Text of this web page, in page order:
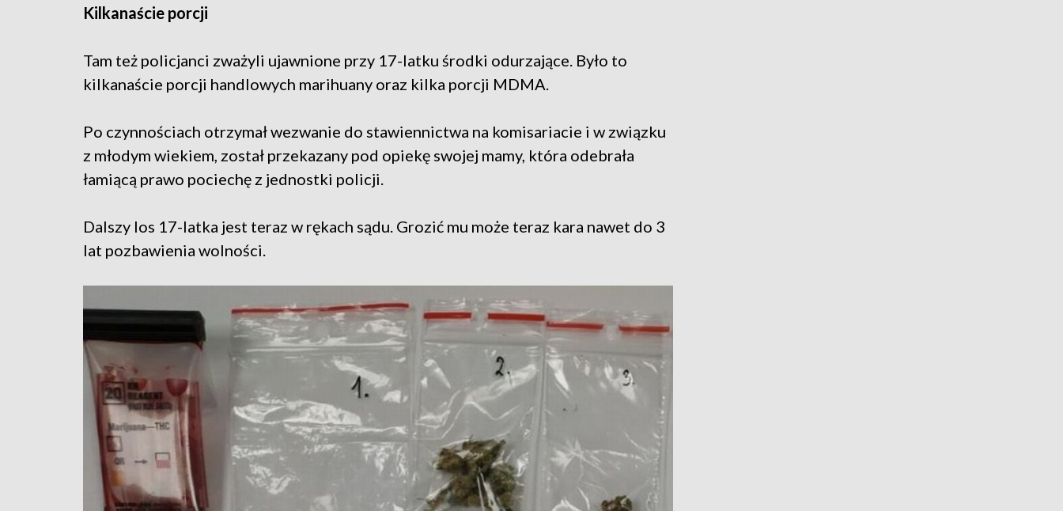
Kilkanaście porcji
Tam też policjanci zważyli ujawnione przy 17-latku środki odurzające. Było to
kilkanaście porcji handlowych marihuany oraz kilka porcji MDMA.
Po czynnościach otrzymał wezwanie do stawiennictwa na komisariacie i w związku
z młodym wiekiem, został przekazany pod opiekę swojej mamy, która odebrała
łamiącą prawo pociechę z jednostki policji.
Dalszy los 17-latka jest teraz w rękach sądu. Grozić mu może teraz kara nawet do 3
lat pozbawienia wolności.